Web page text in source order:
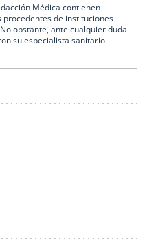
Médica contienen
de instituciones
obstante, ante cualquier duda
su especialista sanitario